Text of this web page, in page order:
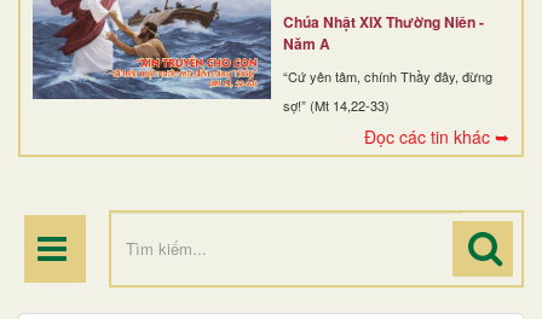
Chúa Nhật XIX Thường Niên -
Năm A
“Cứ yên tâm, chính Thầy đây, đừng
sợ!” (Mt 14,22-33)
Đọc các tin khác ➥
BAN MỤC VỤ
ĐOÀN THỂ CG
ĐIỂM HÀNH HƯƠNG